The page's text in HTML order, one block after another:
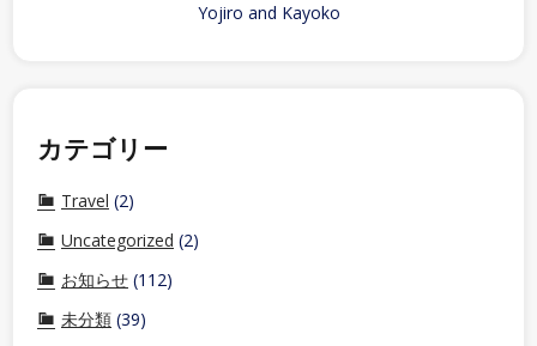
Yojiro and Kayoko
カテゴリー
Travel (2)
Uncategorized (2)
お知らせ (112)
未分類 (39)